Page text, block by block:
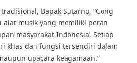
Bapak Sutarno, “Gong
alat musik yang memiliki peran
masyarakat Indonesia. Setiap
khas dan fungsi tersendiri dalam
upacara keagamaan.”